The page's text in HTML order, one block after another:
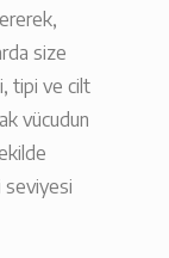
size
tipi ve cilt
vücudun
seviyesi